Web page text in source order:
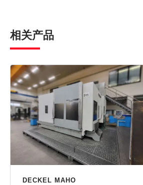
相关产品
DECKEL MAHO